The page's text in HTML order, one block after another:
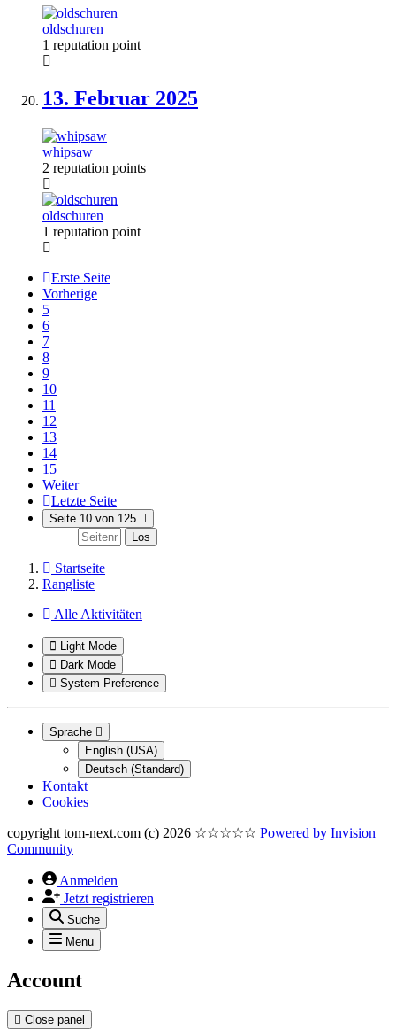
oldschuren
1 reputation point
13. Februar 2025
whipsaw
2 reputation points
oldschuren
1 reputation point
Erste Seite
Vorherige
5
6
7
8
9
10
11
12
13
14
15
Weiter
Letzte Seite
Seite 10 von 125
Los
Startseite
Rangliste
Alle Aktivitäten
Light Mode
Dark Mode
System Preference
Sprache
English (USA)
Deutsch (Standard)
Kontakt
Cookies
copyright tom-next.com (c) 2026 ☆☆☆☆☆ Powered by Invision
Community
Anmelden
Jetzt registrieren
Suche
Menu
Account
Close panel